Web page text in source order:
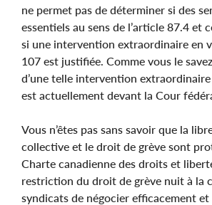
ne permet pas de déterminer si des
essentiels au sens de l’article 87.4 et
si une intervention extraordinaire en
107 est justifiée. Comme vous le
d’une telle intervention
est actuellement devant la Cour
Vous n’êtes pas sans savoir que la
collective et le droit de grève sont
Charte canadienne des droits et
restriction du droit de grève nuit à la
syndicats de négocier efficacement